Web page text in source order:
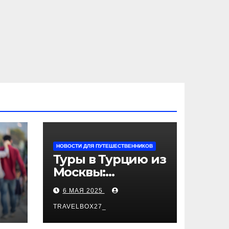
НОВОСТИ ДЛЯ ПУТЕШЕСТВЕННИКОВ
Туры в Турцию из
Москвы:
пляжный отдых,
экскурсии и
лучшие курорты
6 МАЯ 2025
TRAVELBOX27_